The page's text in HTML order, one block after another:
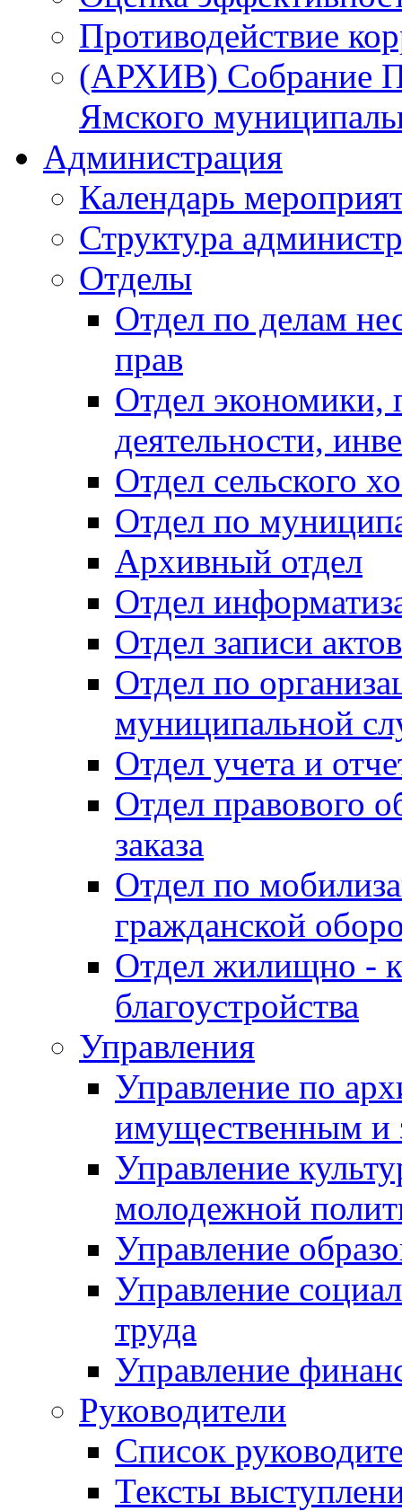
Противодействие
(АРХИВ) Собрание
Ямского
Администрация
Календарь
Структура
Отделы
Отдел по делам
прав
Отдел экономики,
деятельности,
Отдел сельского
Отдел по
Архивный отдел
Отдел
Отдел записи
Отдел по
муниципальной
Отдел учета и
Отдел правового
заказа
Отдел по
гражданской
Отдел жилищно -
благоустройства
Управления
Управление по
имущественным и
Управление
молодежной
Управление
Управление
труда
Управление
Руководители
Список
Тексты